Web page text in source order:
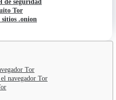
de seguridad
Tor
sitios .onion
Tor
navegador Tor